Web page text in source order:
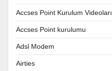
Accses Point Kurulum Videoları
Accses Point kurulumu
Adsl Modem
Airties